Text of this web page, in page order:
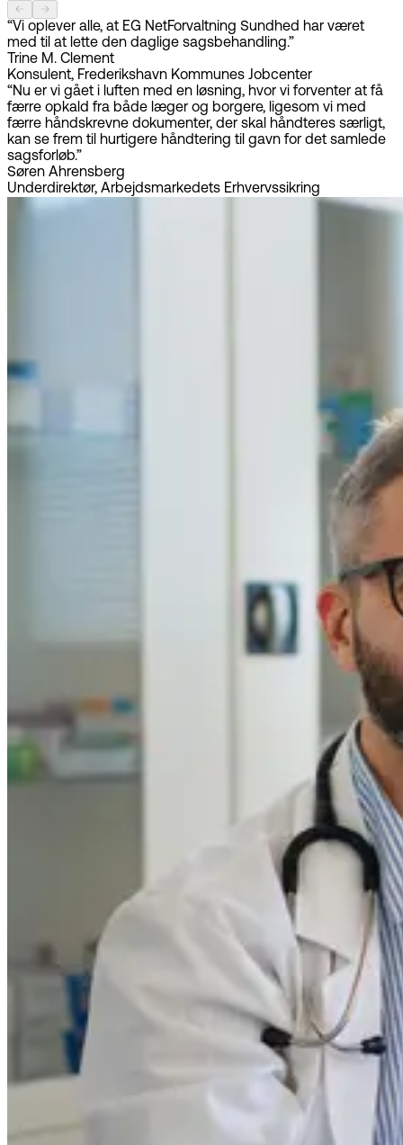
“Vi oplever alle, at EG NetForvaltning Sundhed har været
med til at lette den daglige sagsbehandling.”
Trine M. Clement
Konsulent, Frederikshavn Kommunes Jobcenter
“Nu er vi gået i luften med en løsning, hvor vi forventer at få
færre opkald fra både læger og borgere, ligesom vi med
færre håndskrevne dokumenter, der skal håndteres særligt,
kan se frem til hurtigere håndtering til gavn for det samlede
sagsforløb.”
Søren Ahrensberg
Underdirektør, Arbejdsmarkedets Erhvervssikring